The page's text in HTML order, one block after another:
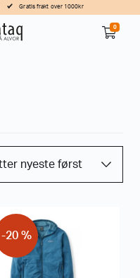
Gratis frakt over 1000kr
0
-20 %